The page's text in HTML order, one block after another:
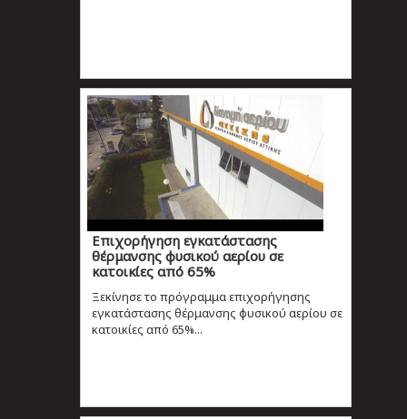
Επιχορήγηση εγκατάστασης
θέρμανσης φυσικού αερίου σε
κατοικίες από 65%
Ξεκίνησε το πρόγραμμα επιχορήγησης
εγκατάστασης θέρμανσης φυσικού αερίου σε
κατοικίες από 65%...